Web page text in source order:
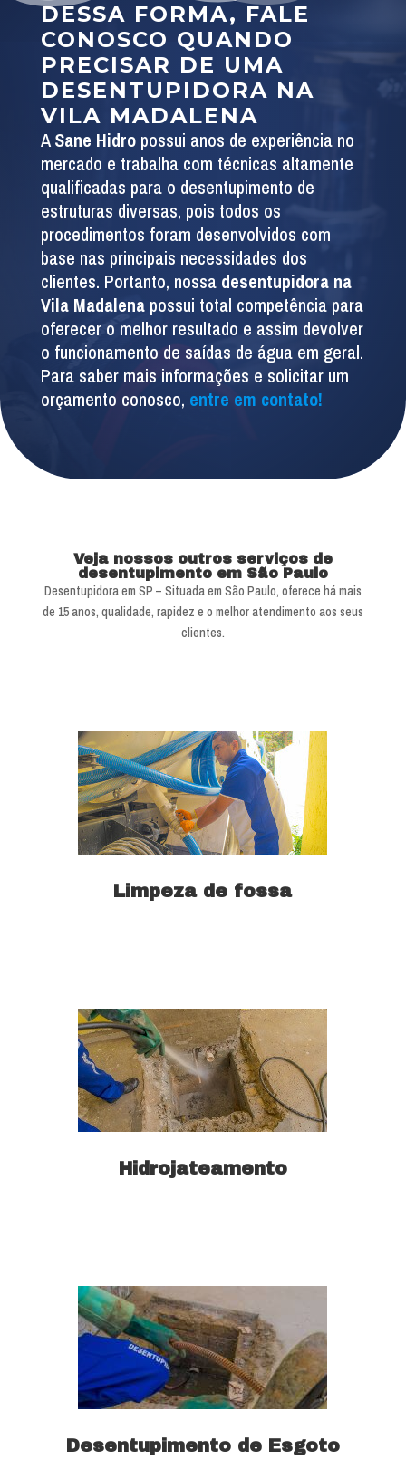
DESSA FORMA, FALE
CONOSCO QUANDO
PRECISAR DE UMA
DESENTUPIDORA NA
VILA MADALENA
ASane Hidropossui anos de experiência no
mercado e trabalha com técnicas altamente
qualificadas para o desentupimento de
estruturas diversas, pois todos os
procedimentos foram desenvolvidos com
base nas principais necessidades dos
clientes. Portanto, nossa desentupidora na
Vila Madalenapossui total competência para
oferecer o melhor resultado e assim devolver
o funcionamento de saídas de água em geral.
Para saber mais informações e solicitar um
orçamento conosco, entre em contato!
Veja nossos outros serviços de
desentupimento em São Paulo
Desentupidora em SP – Situada em São Paulo, oferece há mais
de 15 anos, qualidade, rapidez e o melhor atendimento aos seus
clientes.
Limpeza de fossa
Hidrojateamento
Desentupimento de Esgoto